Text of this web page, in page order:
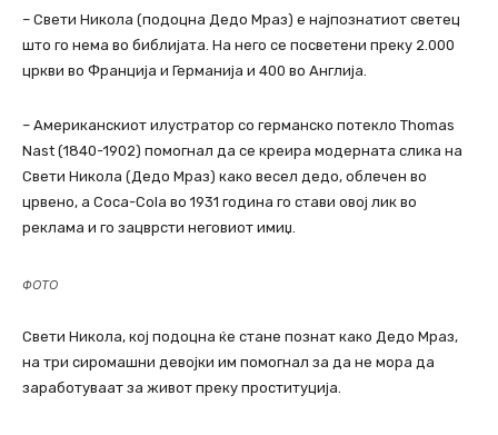
– Свети Никола (подоцна Дедо Мраз) е најпознатиот светец
што го нема во библијата. На него се посветени преку 2.000
цркви во Франција и Германија и 400 во Англија.
– Американскиот илустратор со германско потекло Thomas
Nast (1840-1902) помогнал да се креира модерната слика на
Свети Никола (Дедо Мраз) како весел дедо, облечен во
црвено, а Coca-Cola во 1931 година го стави овој лик во
реклама и го зацврсти неговиот имиџ.
ФОТО
Свети Никола, кој подоцна ќе стане познат како Дедо Мраз,
на три сиромашни девојки им помогнал за да не мора да
заработуваат за живот преку проституција.